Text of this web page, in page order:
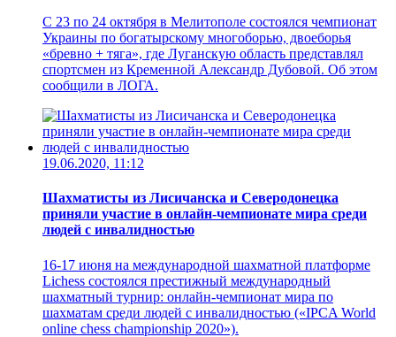
С 23 по 24 октября в Мелитополе состоялся чемпионат
Украины по богатырскому многоборью, двоеборья
«бревно + тяга», где Луганскую область представлял
спортсмен из Кременной Александр Дубовой. Об этом
сообщили в ЛОГА.
19.06.2020, 11:12
Шахматисты из Лисичанска и Северодонецка
приняли участие в онлайн-чемпионате мира среди
людей с инвалидностью
16-17 июня на международной шахматной платформе
Lichess состоялся престижный международный
шахматный турнир: онлайн-чемпионат мира по
шахматам среди людей с инвалидностью («IPCA World
online chess championship 2020»).